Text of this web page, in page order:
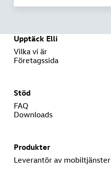
Upptäck Elli
Vilka vi är
Företagssida
Stöd
FAQ
Downloads
Produkter
Leverantör av mobiltjänster